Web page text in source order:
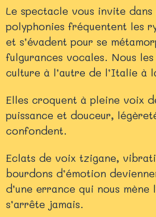
Le spectacle vous invite dans
polyphonies fréquentent les
et s’évadent pour se
fulgurances vocales. Nous les
culture à l’autre de l’Italie à
Elles croquent à pleine voix
puissance et douceur,
confondent.
Eclats de voix tzigane,
bourdons d’émotion
d’une errance qui nous
s’arrête jamais.